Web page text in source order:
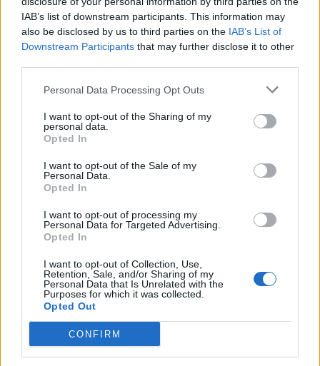
IAB’s list of downstream participants. This information may
also be disclosed by us to third parties on the IAB’s List of
Downstream Participants that may further disclose it to other
Personal Data Processing Opt Outs
I want to opt-out of the Sharing of my
personal data.
Opted In
I want to opt-out of the Sale of my
Personal Data.
Opted In
I want to opt-out of processing my
Personal Data for Targeted Advertising.
Opted In
I want to opt-out of Collection, Use,
Retention, Sale, and/or Sharing of my
Personal Data that Is Unrelated with the
Purposes for which it was collected.
Opted Out
CONFIRM
news
Canicule : les conseils
essentiels des
cardiologues pour
Santé
Éclipse du 12 août :
Un chewing-gum
révolutionnaire pour
LAISSER UN COMMENTAIRE